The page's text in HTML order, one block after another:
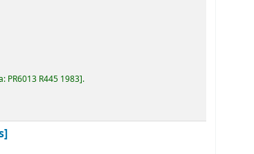
PR6013 R445 1983 .